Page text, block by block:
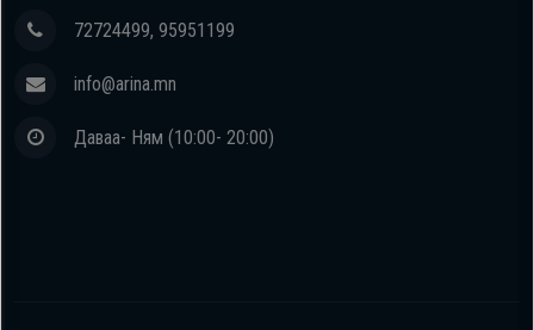
72724499, 95951199
info@arina.mn
Даваа- Ням (10:00- 20:00)